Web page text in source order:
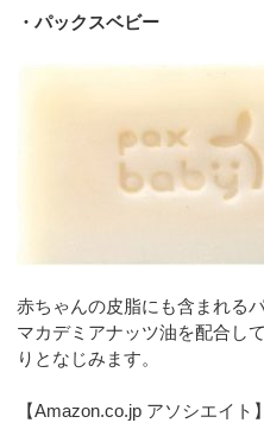
・パックスベビー
赤ちゃんの皮脂にも含まれる
マカデミアナッツ油を配合し
りとなじみます。
【Amazon.co.jp アソシエイト】